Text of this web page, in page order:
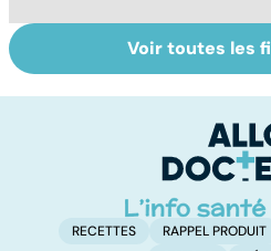
Tout savoir sur
les infections
Voir toutes les
RECETTES RAPPEL PRODUIT